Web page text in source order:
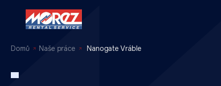
Domů Naše práce Nanogate Vráble